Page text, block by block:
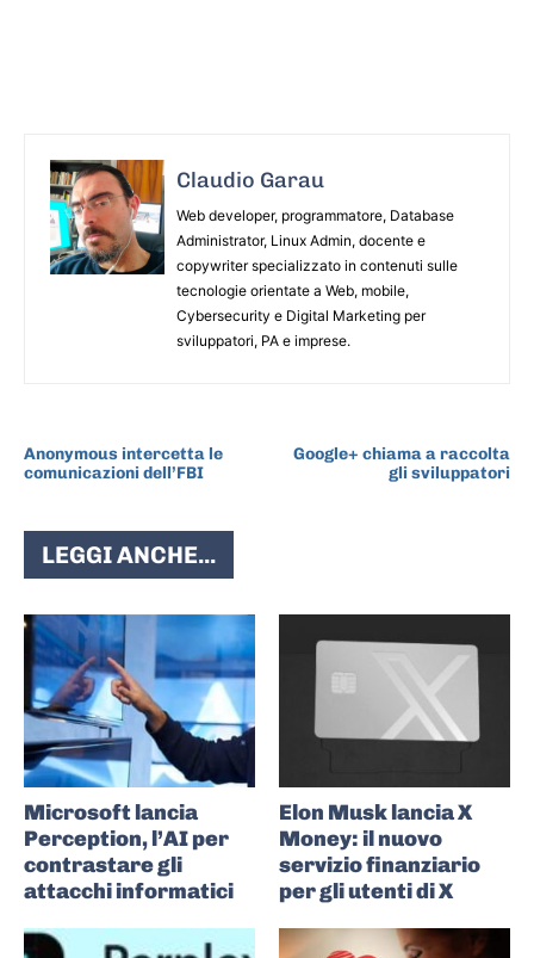
Claudio Garau
Web developer, programmatore, Database
Administrator, Linux Admin, docente e
copywriter specializzato in contenuti sulle
tecnologie orientate a Web, mobile,
Cybersecurity e Digital Marketing per
sviluppatori, PA e imprese.
Anonymous intercetta le
comunicazioni dell’FBI
Google+ chiama a raccolta
gli sviluppatori
LEGGI ANCHE...
Microsoft lancia
Perception, l’AI per
contrastare gli
attacchi informatici
Elon Musk lancia X
Money: il nuovo
servizio finanziario
per gli utenti di X